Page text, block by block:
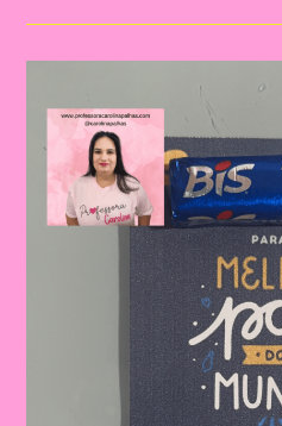
O
Pais
Dos
Pais:
Celebrando
A
Importância
Da
Figura
Paterna